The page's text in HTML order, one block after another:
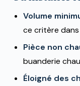
Volume
ce critère
Pièce non
buanderie
Éloigné des